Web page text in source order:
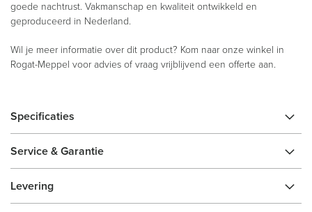
goede nachtrust. Vakmanschap en kwaliteit ontwikkeld en
geproduceerd in Nederland.
Wil je meer informatie over dit product? Kom naar onze winkel in
Rogat-Meppel voor advies of vraag vrijblijvend een offerte aan.
Specificaties
Service & Garantie
Levering